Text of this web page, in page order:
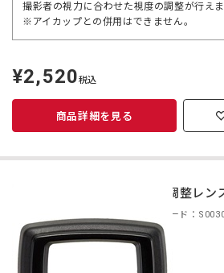
撮影者の視力に合わせた視度の調整が行えま
※アイカップとの併用はできません。
定
価
¥2,520税込
商品詳細を見る
視度調整レ
商品コード：